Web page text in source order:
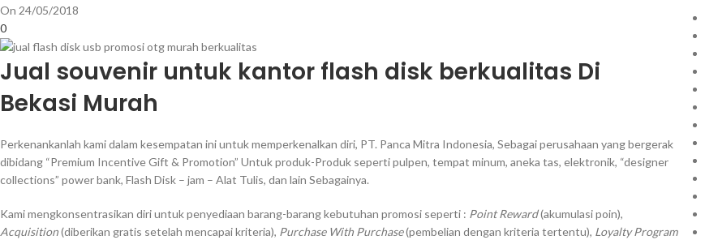
On 24/05/2018
0
Jual souvenir untuk kantor flash disk berkualitas Di
Bekasi Murah
Perkenankanlah kami dalam kesempatan ini untuk memperkenalkan diri, PT. Panca Mitra Indonesia, Sebagai perusahaan yang bergerak
dibidang “Premium Incentive Gift & Promotion” Untuk produk-Produk seperti pulpen, tempat minum, aneka tas, elektronik, “designer
collections” power bank, Flash Disk – jam – Alat Tulis, dan lain Sebagainya.
Kami mengkonsentrasikan diri untuk penyediaan barang-barang kebutuhan promosi seperti : Point Reward(akumulasi poin),
Acquisition(diberikan gratis setelah mencapai kriteria), Purchase With Purchase(pembelian dengan kriteria tertentu), Loyalty Program